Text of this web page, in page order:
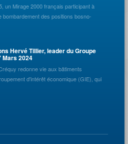
un Mirage 2000 français participant à
bombardement des positions bosno-
Hervé Tillier, leader du Groupe
Mars 2024
redonne vie aux bâtiments
d'intérêt économique (GIE), qui